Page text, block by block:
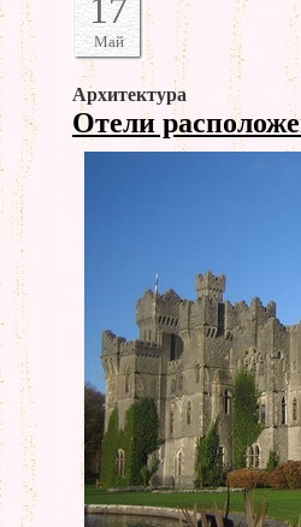
17
Май
Архитектура
Отели